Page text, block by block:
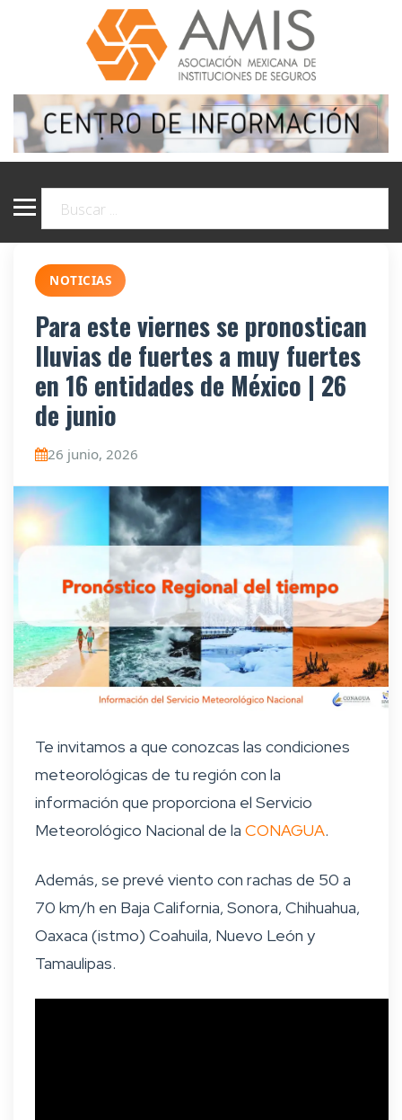
NOTICIAS
Para este viernes se pronostican
lluvias de fuertes a muy fuertes
en 16 entidades de México | 26
de junio
26 junio, 2026
Te invitamos a que conozcas las condiciones
meteorológicas de tu región con la
información que proporciona el Servicio
Meteorológico Nacional de la CONAGUA.
Además, se prevé viento con rachas de 50 a
70 km/h en Baja California, Sonora, Chihuahua,
Oaxaca (istmo) Coahuila, Nuevo León y
Tamaulipas.